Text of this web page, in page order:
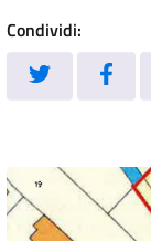
Condividi: